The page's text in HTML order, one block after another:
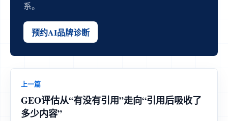
系。
预约AI品牌诊断
上一篇
GEO评估从“有没有引用”走向“引用后吸收了
多少内容”